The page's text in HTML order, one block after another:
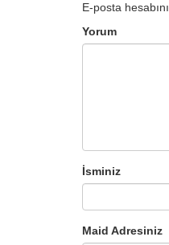
E-posta
Yorum
İsminiz
Maid Adresiniz